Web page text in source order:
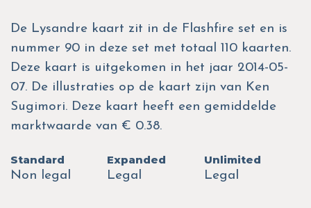
De Lysandre kaart zit in de Flashfire set en is
nummer 90 in deze set met totaal 110 kaarten.
Deze kaart is uitgekomen in het jaar 2014-05-
07. De illustraties op de kaart zijn van Ken
Sugimori. Deze kaart heeft een gemiddelde
marktwaarde van € 0.38.
Standard
Non legal
Expanded
Legal
Unlimited
Legal